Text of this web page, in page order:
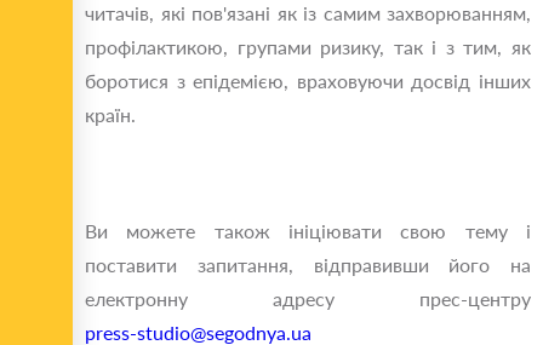
читачів, які пов'язані як із самим захворюванням,
профілактикою, групами ризику, так і з тим, як
боротися з епідемією, враховуючи досвід інших
країн.
Ви можете також ініціювати свою тему і
поставити запитання, відправивши його на
електронну адресу прес-центру
press-studio@segodnya.ua